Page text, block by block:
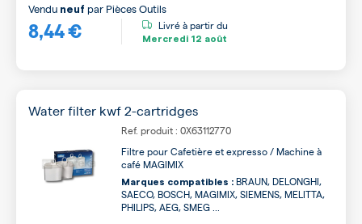
8,44 €
Vendu neuf par Pièces Outils
Livré à partir du
Mercredi 12 août
Water filter kwf 2-cartridges
Ref. produit : 0X63112770
Filtre pour Cafetière et expresso / Machine à
café MAGIMIX
Marques compatibles : BRAUN, DELONGHI,
SAECO, BOSCH, MAGIMIX, SIEMENS, MELITTA,
PHILIPS, AEG, SMEG ...